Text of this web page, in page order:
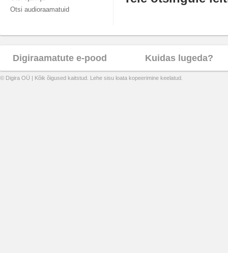
Otsi audioraamatuid
Digiraamatute e-pood Kuidas lugeda?
© Digira OÜ | Kõik õigused kaitstud. Lehe sisu loata kopeerimine keelatud.